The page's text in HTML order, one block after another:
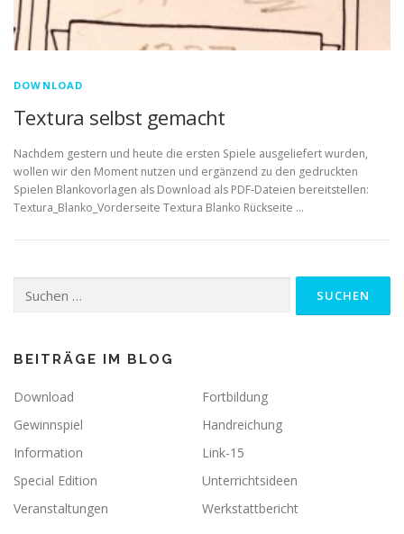
DOWNLOAD
Textura selbst gemacht
Nachdem gestern und heute die ersten Spiele ausgeliefert wurden,
wollen wir den Moment nutzen und ergänzend zu den gedruckten
Spielen Blankovorlagen als Download als PDF-Dateien bereitstellen:
Textura_Blanko_Vorderseite Textura Blanko Rückseite …
nach:
BEITRÄGE IM BLOG
Download
Fortbildung
Gewinnspiel
Handreichung
Information
Link-15
Special Edition
Unterrichtsideen
Veranstaltungen
Werkstattbericht